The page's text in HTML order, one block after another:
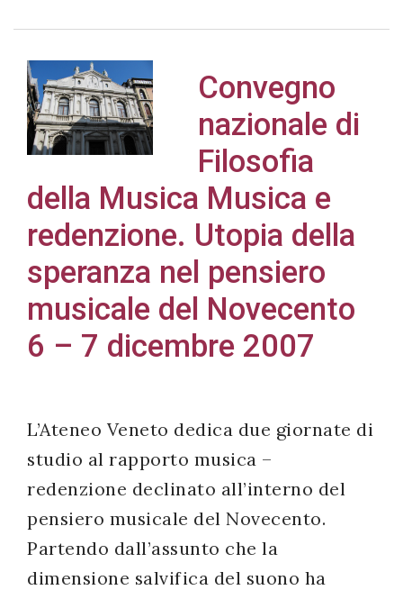
Convegno
nazionale di
Filosofia
della Musica Musica e
redenzione. Utopia della
speranza nel pensiero
musicale del Novecento
6 – 7 dicembre 2007
L’Ateneo Veneto dedica due giornate di
studio al rapporto musica –
redenzione declinato all’interno del
pensiero musicale del Novecento.
Partendo dall’assunto che la
dimensione salvifica del suono ha
all'uso dei
miei dati
personali in
accordo
con il
decreto
legislativo
Registrazione
successo!